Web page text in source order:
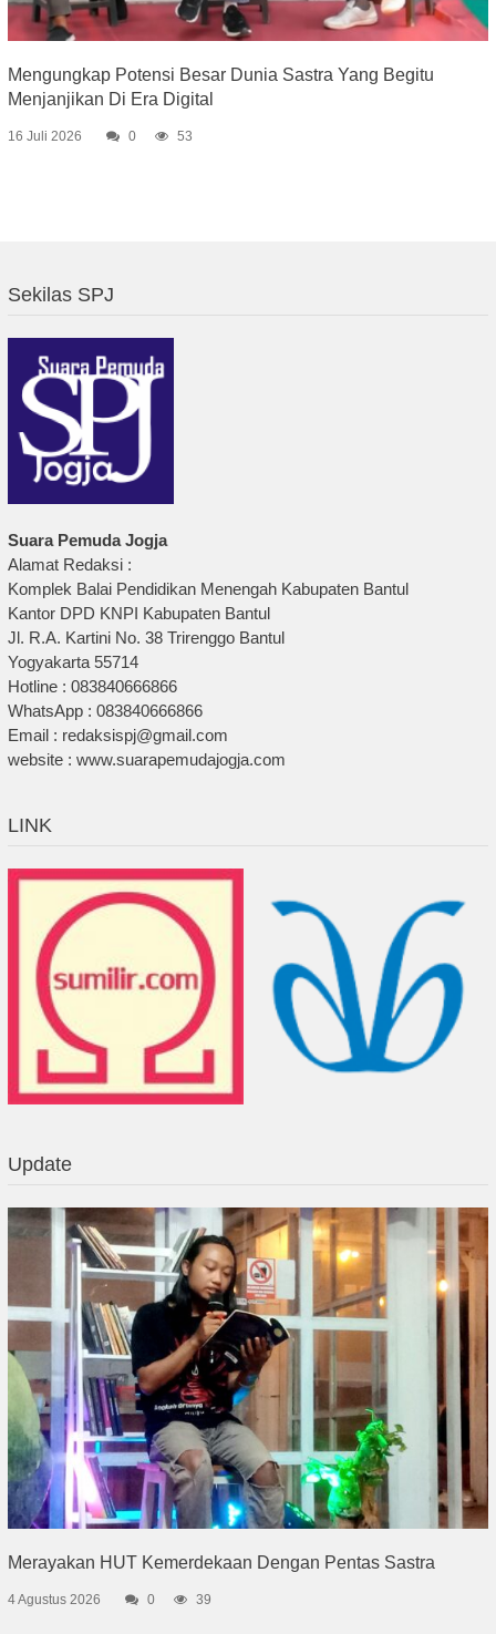
Mengungkap Potensi Besar Dunia Sastra Yang Begitu
Menjanjikan Di Era Digital
16 Juli 2026 0 53
Sekilas SPJ
Suara Pemuda Jogja
Alamat Redaksi :
Komplek Balai Pendidikan Menengah Kabupaten Bantul
Kantor DPD KNPI Kabupaten Bantul
Jl. R.A. Kartini No. 38 Trirenggo Bantul
Yogyakarta 55714
Hotline : 083840666866
WhatsApp : 083840666866
Email : redaksispj@gmail.com
website : www.suarapemudajogja.com
LINK
Update
Merayakan HUT Kemerdekaan Dengan Pentas Sastra
4 Agustus 2026 0 39